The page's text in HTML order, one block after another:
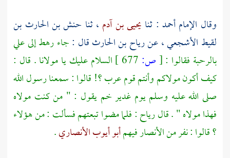
وقال الإمامأحمد : ثنا يحيى بن آدم ، ثنا حنش بن الحارث بن
لقيط الأشجعي، عنرياح بن الحارثقال :جاء رهط إلىعلي
بالرحبة فقالوا :[ص:
السلام عليك يا مولانا . قال :
كيف أكون مولاكم وأنتم قوم عرب ؟! قالوا : سمعنا رسول الله
صلى الله عليه وسلم يوم غدير خميقول : " من كنت مولاه
فهذا مولاه " . قالرياح: فلما مضوا تبعتهم فسألت : من هؤلاء
؟ قالوا : نفر من الأنصار فيهمأبو أيوب الأنصاري.